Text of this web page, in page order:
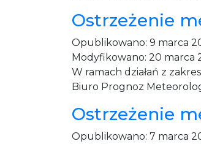
Ostrzeżenie
Opublikowano: 9 marca
Modyfikowano: 20 marca
W ramach działań z
Biuro Prognoz
Ostrzeżenie
Opublikowano: 7 marca